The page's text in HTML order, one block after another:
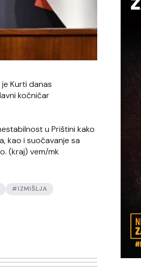
Kurti danas
kočničar
u Prištini kako
kao i suočavanje sa
(kraj) vem/mk
#IZMIŠLJA